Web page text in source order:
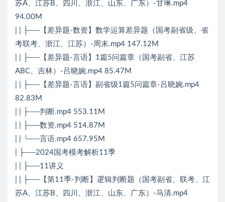
苏A、江苏B、四川、浙江、山东、广东）-甘琳.mp4
94.00M
| | ├──【差异题-数资】数学运算差异题（国考副省级、省
考联考、浙江、江苏）-周末.mp4 147.12M
| | ├──【差异题-言语】1篇5问篇章（国考副省、江苏
ABC、吉林）-吕晓婉.mp4 85.47M
| | ├──【差异题-言语】副省级1篇5问篇章-吕晓婉.mp4
82.83M
| | ├──判断.mp4 553.11M
| | ├──数资.mp4 514.87M
| | └──言语.mp4 657.95M
| ├──2024国考模考解析11季
| | ├──11讲义
| | ├──【第11季-判断】逻辑判断题（国考副省、联考、江
苏A、江苏B、四川、浙江、山东、广东）-马清.mp4